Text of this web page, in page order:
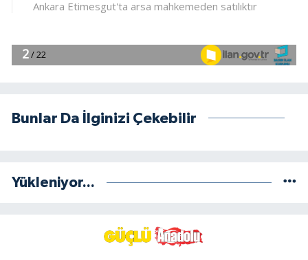
Bunlar Da İlginizi Çekebilir
Yükleniyor...